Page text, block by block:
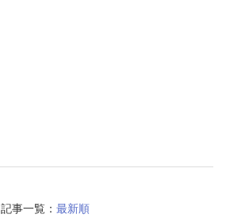
記事一覧： 最新順